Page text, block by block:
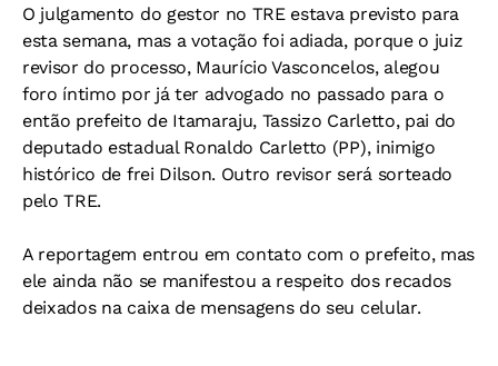
O julgamento do gestor no TRE estava previsto para
esta semana, mas a votação foi adiada, porque o juiz
revisor do processo, Maurício Vasconcelos, alegou
foro íntimo por já ter advogado no passado para o
então prefeito de Itamaraju, Tassizo Carletto, pai do
deputado estadual Ronaldo Carletto (PP), inimigo
histórico de frei Dilson. Outro revisor será sorteado
pelo TRE.
A reportagem entrou em contato com o prefeito, mas
ele ainda não se manifestou a respeito dos recados
deixados na caixa de mensagens do seu celular.